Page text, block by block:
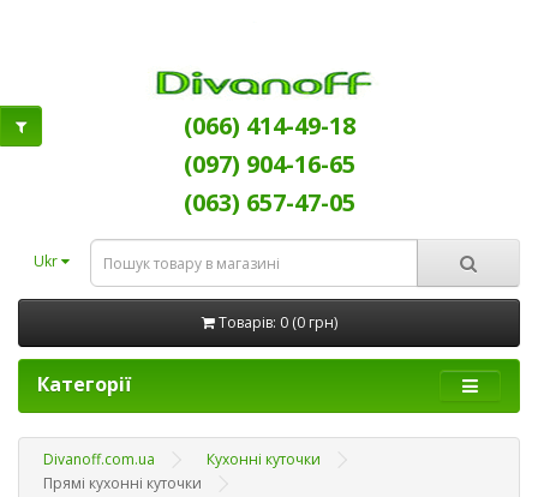
(066) 414-49-18
(097) 904-16-65
(063) 657-47-05
Ukr
Товарів: 0 (0 грн)
Категорії
Divanoff.com.ua
Кухонні куточки
Прямі кухонні куточки